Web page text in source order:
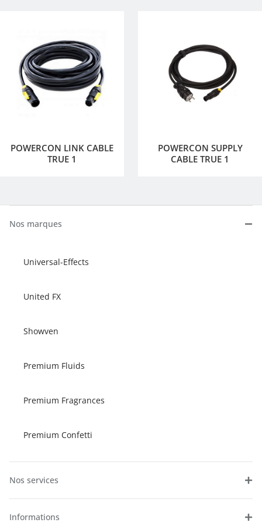
POWERCON LINK CABLE
TRUE 1
POWERCON SUPPLY
CABLE TRUE 1
Nos marques
Universal-Effects
United FX
Showven
Premium Fluids
Premium Fragrances
Premium Confetti
Nos services
Informations